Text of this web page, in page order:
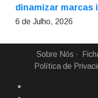
dinamizar marcas
6 de Julho, 2026
Sobre Nós
Política de